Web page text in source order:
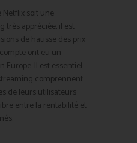
soit une
très appréciée, il est
de hausse des prix
ont eu un
Europe. Il est essentiel
comprennent
de leurs utilisateurs
entre la rentabilité et